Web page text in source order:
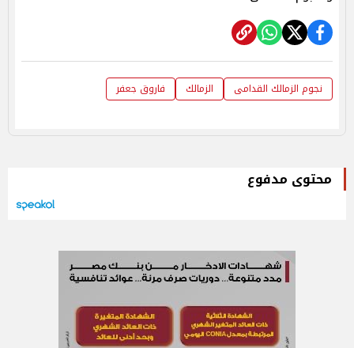
نجوم الزمالك القدامى الزمالك فاروق جعفر
محتوى مدفوع